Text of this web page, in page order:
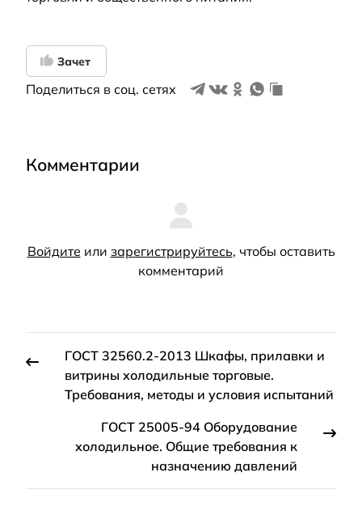
Зачет
Поделиться в соц. сетях
Комментарии
Войдите или зарегистрируйтесь, чтобы оставить
комментарий
ГОСТ 32560.2-2013 Шкафы, прилавки и
витрины холодильные торговые.
Требования, методы и условия испытаний
ГОСТ 25005-94 Оборудование
холодильное. Общие требования к
назначению давлений